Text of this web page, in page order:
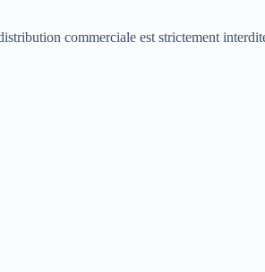
commerciale est strictement